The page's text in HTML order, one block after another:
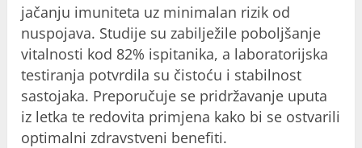
jačanju imuniteta uz minimalan rizik od
nuspojava. Studije su zabilježile poboljšanje
vitalnosti kod 82% ispitanika, a laboratorijska
testiranja potvrdila su čistoću i stabilnost
sastojaka. Preporučuje se pridržavanje uputa
iz letka te redovita primjena kako bi se ostvarili
optimalni zdravstveni benefiti.